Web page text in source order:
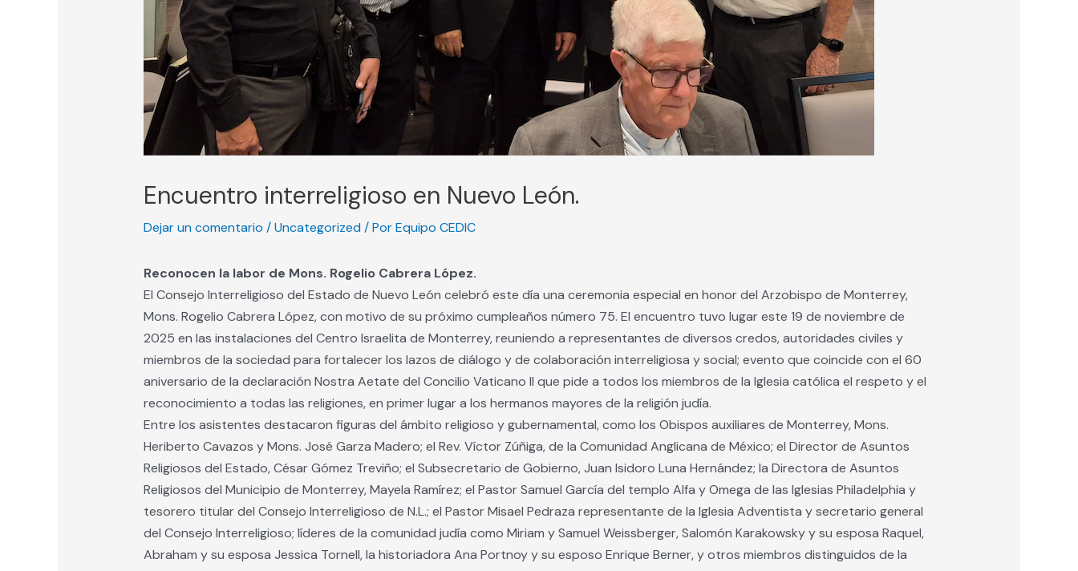
Encuentro interreligioso en Nuevo León.
Dejar un comentario /Uncategorized / PorEquipo CEDIC
Reconocen la labor de Mons. Rogelio Cabrera López.
El Consejo Interreligioso del Estado de Nuevo León celebró este día una ceremonia especial en honor del Arzobispo de Monterrey,
Mons. Rogelio Cabrera López, con motivo de su próximo cumpleaños número 75. El encuentro tuvo lugar este 19 de noviembre de
2025 en las instalaciones del Centro Israelita de Monterrey, reuniendo a representantes de diversos credos, autoridades civiles y
miembros de la sociedad para fortalecer los lazos de diálogo y de colaboración interreligiosa y social; evento que coincide con el 60
aniversario de la declaración Nostra Aetate del Concilio Vaticano II que pide a todos los miembros de la Iglesia católica el respeto y el
reconocimiento a todas las religiones, en primer lugar a los hermanos mayores de la religión judía.
Entre los asistentes destacaron figuras del ámbito religioso y gubernamental, como los Obispos auxiliares de Monterrey, Mons.
Heriberto Cavazos y Mons. José Garza Madero; el Rev. Víctor Zúñiga, de la Comunidad Anglicana de México; el Director de Asuntos
Religiosos del Estado, César Gómez Treviño; el Subsecretario de Gobierno, Juan Isidoro Luna Hernández; la Directora de Asuntos
Religiosos del Municipio de Monterrey, Mayela Ramírez; el Pastor Samuel García del templo Alfa y Omega de las Iglesias Philadelphia y
tesorero titular del Consejo Interreligioso de N.L.; el Pastor Misael Pedraza representante de la Iglesia Adventista y secretario general
del Consejo Interreligioso; líderes de la comunidad judía como Miriam y Samuel Weissberger, Salomón Karakowsky y su esposa Raquel,
Abraham y su esposa Jessica Tornell, la historiadora Ana Portnoy y su esposo Enrique Berner, y otros miembros distinguidos de la